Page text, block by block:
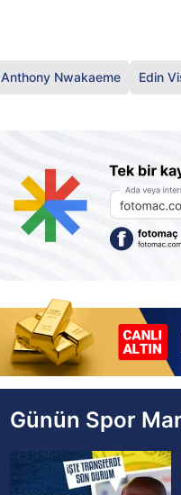
Anthony Nwakaeme Edin
Günün Spor